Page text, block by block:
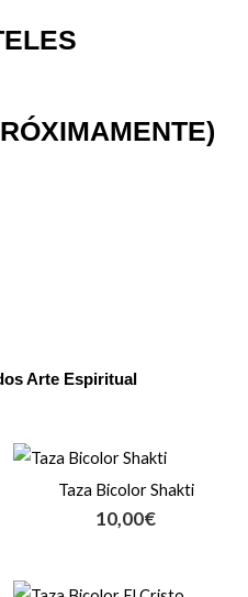
Arte Espiritual
Taza Bicolor Shakti
10,00€